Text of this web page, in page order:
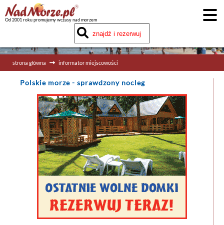
Od 2001 roku promujemy wczasy nad morzem
strona główna informator miejscowości
Polskie morze - sprawdzony nocleg